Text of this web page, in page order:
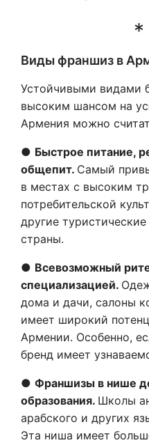
Виды франшиз в
Устойчивыми видами
высоким шансом на
Армения можно
● Быстрое питание,
общепит. Самый
в местах с высоким
потребительской
другие
страны.
● Всевозможный
специализацией.
дома и дачи, салоны
имеет широкий
Армении. Особенно,
бренд имеет
● Франшизы в нише
образования. Школы
арабского и других
Эта ниша имеет